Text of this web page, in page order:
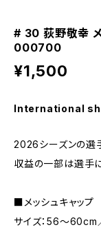
# 30 荻野敬幸
000700
¥1,500
International
2026シーズンの選
収益の一部は選手
■メッシュキャップ
サイズ：56～